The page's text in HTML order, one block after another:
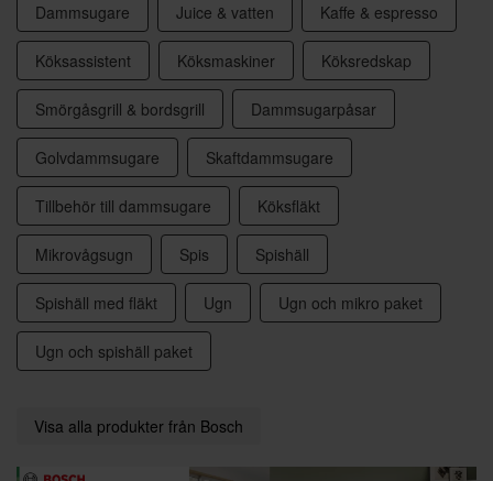
Dammsugare Juice & vatten Kaffe & espresso
Köksassistent Köksmaskiner Köksredskap
Smörgåsgrill & bordsgrill Dammsugarpåsar
Golvdammsugare Skaftdammsugare
Tillbehör till dammsugare Köksfläkt
Mikrovågsugn Spis Spishäll
Spishäll med fläkt Ugn Ugn och mikro paket
Ugn och spishäll paket
Visa alla produkter från Bosch